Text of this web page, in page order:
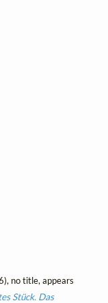
no title, appears
Stück. Das